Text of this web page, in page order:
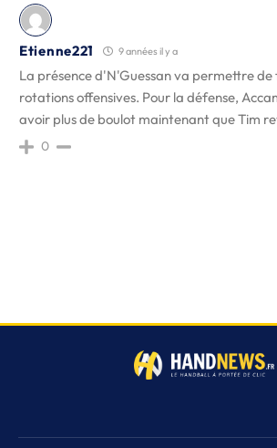
Etienne221 9 années il y a
La présence d'N'Guessan va permettre de
rotations offensives. Pour la défense,
avoir plus de boulot maintenant que Tim
0